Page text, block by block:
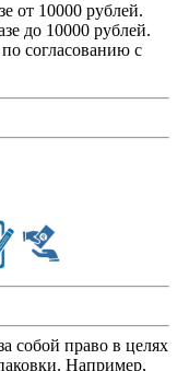
от 10000 рублей.
до 10000 рублей.
согласованию с
собой право в целях
Например,